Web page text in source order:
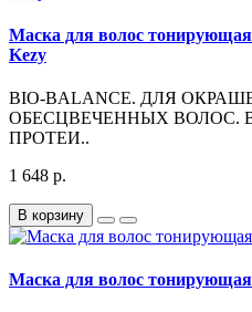
Маска для волос
Kezy
BIO-BALANCE. ДЛЯ
ОБЕСЦВЕЧЕННЫХ ВОЛОС.
ПРОТЕИ..
1 648 р.
В корзину
Маска для волос